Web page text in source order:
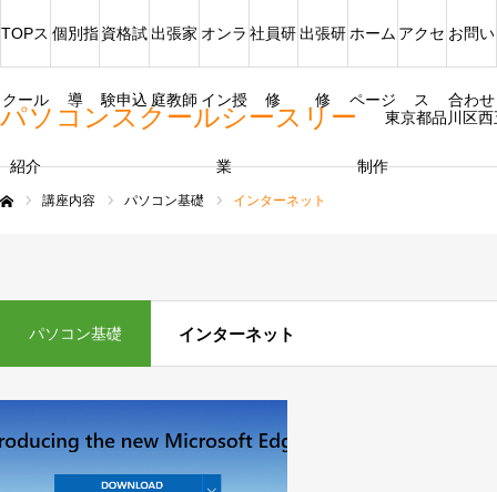
パソコンスクールシースリー 東京都品川区
TOPス
クール
紹介
個別指
導
資格試
験申込
出張家
庭教師
オンラ
イン授
業
社員研
修
出張研
修
ホーム
ページ
制作
アクセ
ス
お問い
合わせ
講座内容 パソコン基礎 インターネット
パソコン基礎 インターネット